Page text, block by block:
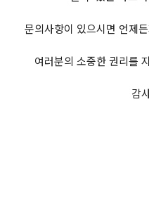
문의사항이 있으시면 언제
여러분의 소중한 권리를
감